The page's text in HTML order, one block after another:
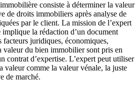
consiste à déterminer la valeur
de droits immobiliers après analyse de
par le client. La mission de l’expert
la rédaction d’un document
facteurs juridiques, économiques,
valeur du bien immobilier sont pris en
contrat d’expertise. L’expert peut utiliser
valeur comme la valeur vénale, la juste
de marché.